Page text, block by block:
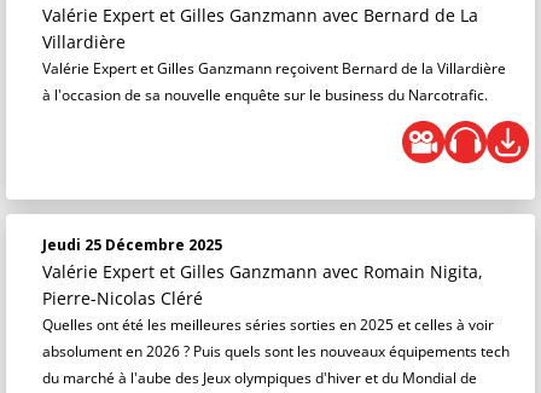
Valérie Expert et Gilles Ganzmann avec Bernard de La
Villardière
Valérie Expert et Gilles Ganzmann reçoivent Bernard de la Villardière
à l'occasion de sa nouvelle enquête sur le business du Narcotrafic.
Jeudi 25 Décembre 2025
Valérie Expert et Gilles Ganzmann avec Romain Nigita,
Pierre-Nicolas Cléré
Quelles ont été les meilleures séries sorties en 2025 et celles à voir
absolument en 2026 ? Puis quels sont les nouveaux équipements tech
du marché à l'aube des Jeux olympiques d'hiver et du Mondial de